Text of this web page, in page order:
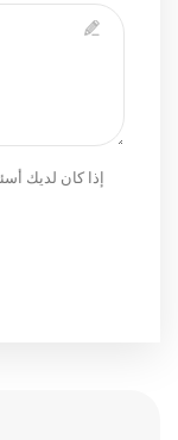
إذا كان لديك